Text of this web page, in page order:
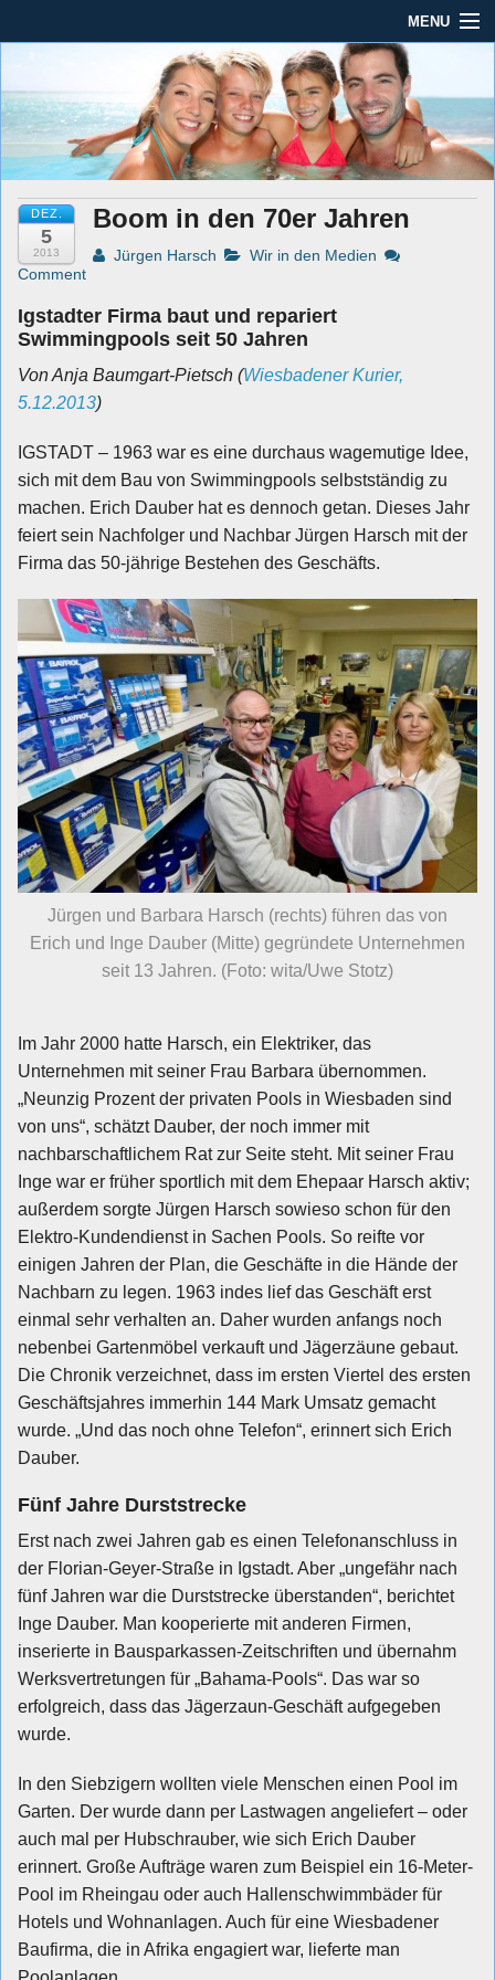
MENU
Dauber Schwimmanlagen GmbH
Leistungen
Service
Produkte
Öffnungszeiten
AGBs
Kontakt
Impressum / Datenschutz
Dauber Schwimmanlagen
GmbH
Seit mehr als 45 Jahren im Rhein-Main-Gebiet
DEZ.
5
2013
Boom in den 70er Jahren
Jürgen Harsch
Wir in den Medien
Comment
Igstadter Firma baut und repariert
Swimmingpools seit 50 Jahren
Von Anja Baumgart-Pietsch (Wiesbadener Kurier,
5.12.2013)
IGSTADT – 1963 war es eine durchaus wagemutige Idee,
sich mit dem Bau von Swimmingpools selbstständig zu
machen. Erich Dauber hat es dennoch getan. Dieses Jahr
feiert sein Nachfolger und Nachbar Jürgen Harsch mit der
Firma das 50-jährige Bestehen des Geschäfts.
Jürgen und Barbara Harsch (rechts) führen das von
Erich und Inge Dauber (Mitte) gegründete Unternehmen
seit 13 Jahren. (Foto: wita/Uwe Stotz)
Im Jahr 2000 hatte Harsch, ein Elektriker, das
Unternehmen mit seiner Frau Barbara übernommen.
„Neunzig Prozent der privaten Pools in Wiesbaden sind
von uns“, schätzt Dauber, der noch immer mit
nachbarschaftlichem Rat zur Seite steht. Mit seiner Frau
Inge war er früher sportlich mit dem Ehepaar Harsch aktiv;
außerdem sorgte Jürgen Harsch sowieso schon für den
Elektro-Kundendienst in Sachen Pools. So reifte vor
einigen Jahren der Plan, die Geschäfte in die Hände der
Nachbarn zu legen. 1963 indes lief das Geschäft erst
einmal sehr verhalten an. Daher wurden anfangs noch
nebenbei Gartenmöbel verkauft und Jägerzäune gebaut.
Die Chronik verzeichnet, dass im ersten Viertel des ersten
Geschäftsjahres immerhin 144 Mark Umsatz gemacht
wurde. „Und das noch ohne Telefon“, erinnert sich Erich
Dauber.
Fünf Jahre Durststrecke
Erst nach zwei Jahren gab es einen Telefonanschluss in
der Florian-Geyer-Straße in Igstadt. Aber „ungefähr nach
fünf Jahren war die Durststrecke überstanden“, berichtet
Inge Dauber. Man kooperierte mit anderen Firmen,
inserierte in Bausparkassen-Zeitschriften und übernahm
Werksvertretungen für „Bahama-Pools“. Das war so
erfolgreich, dass das Jägerzaun-Geschäft aufgegeben
wurde.
In den Siebzigern wollten viele Menschen einen Pool im
Garten. Der wurde dann per Lastwagen angeliefert – oder
auch mal per Hubschrauber, wie sich Erich Dauber
erinnert. Große Aufträge waren zum Beispiel ein 16-Meter-
Pool im Rheingau oder auch Hallenschwimmbäder für
Hotels und Wohnanlagen. Auch für eine Wiesbadener
Baufirma, die in Afrika engagiert war, lieferte man